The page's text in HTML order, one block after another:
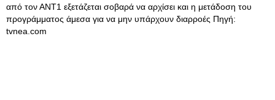
από τον ΑΝΤ1 εξετάζεται σοβαρά να αρχίσει και η μετάδοση του
προγράμματος άμεσα για να μην υπάρχουν διαρροές Πηγή:
tvnea.com